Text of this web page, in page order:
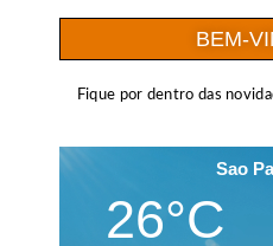
BEM-
Fique por dentro das
Sao
26°C